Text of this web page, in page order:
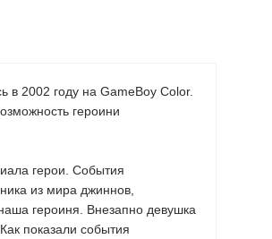
2002 году на GameBoy Color.
героини
герои. События
из мира джиннов,
героиня. Внезапно девушка
показали события